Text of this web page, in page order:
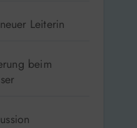
Leiterin
beim